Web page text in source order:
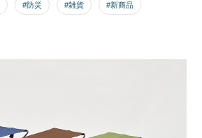
#防災 #雑貨 #新商品